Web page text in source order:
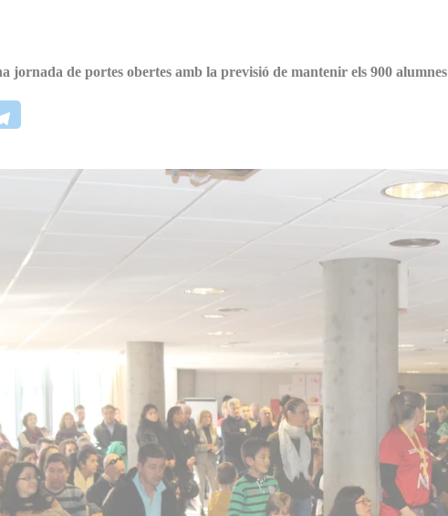
jornada de portes obertes amb la previsió de mantenir els 900 alumnes